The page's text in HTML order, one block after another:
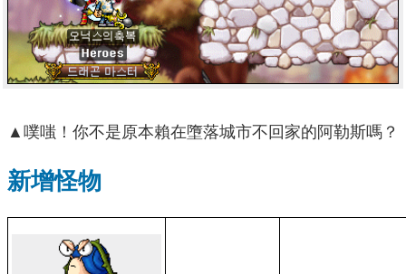
▲噗嗤！你不是原本賴在墮落城市不回家的阿勒斯嗎？
新增怪物